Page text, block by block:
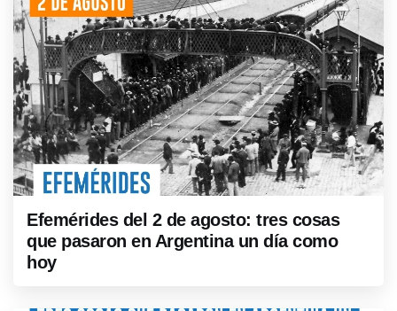
Efemérides del 2 de agosto: tres cosas
que pasaron en Argentina un día como
hoy